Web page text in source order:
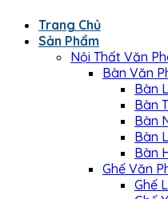
Trang Chủ
Sản Phẩm
Nội Thất Văn
Bàn Văn
Bàn
Bàn
Bàn
Bàn
Bàn
Ghế Văn
Ghế